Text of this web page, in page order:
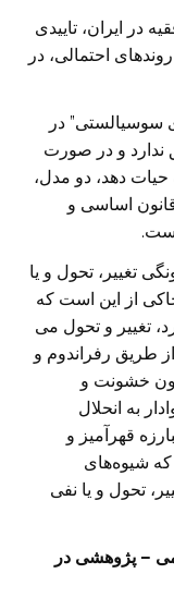
در ایران، تاییدی
احتمالی، در
سوسیالستی” در
ندارد و در صورت
حیات دهد، دو مدل،
اساسی و
تغییر، تحول و یا
از این است که
تغییر و تحول می
طریق رفراندوم و
بدون خشونت و
به انحلال
قهرآمیز و
که شیوه‌های
تحول و یا نفی
– پژوهشی در